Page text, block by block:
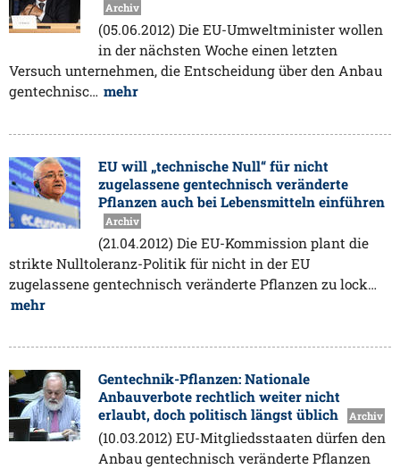
Archiv
(05.06.2012) Die EU-Umweltminister wollen
in der nächsten Woche einen letzten
Versuch unternehmen, die Entscheidung über den Anbau
gentechnisc… mehr
EU will „technische Null“ für nicht
zugelassene gentechnisch veränderte
Pflanzen auch bei Lebensmitteln einführen
Archiv
(21.04.2012) Die EU-Kommission plant die
strikte Nulltoleranz-Politik für nicht in der EU
zugelassene gentechnisch veränderte Pflanzen zu lock…
mehr
Gentechnik-Pflanzen: Nationale
Anbauverbote rechtlich weiter nicht
erlaubt, doch politisch längst üblich
Archiv
(10.03.2012) EU-Mitgliedsstaaten dürfen den
Anbau gentechnisch veränderte Pflanzen